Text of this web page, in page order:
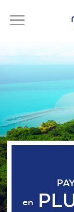
Toggle
Toggle
navigation
en